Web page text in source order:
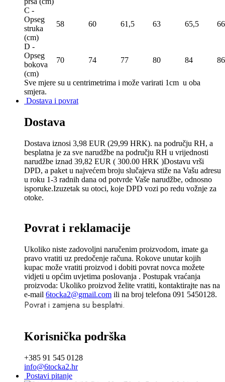
C -
Opseg
struka
(сm)
58 60 61,5 63 65,5
D -
Opseg
bokova
(сm)
70 74 77 80 84 86
Sve mjere su u centrimetrima i može varirati 1cm u oba
smjera.
Dostava i povrat
Dostava
Dostava iznosi 3,98 EUR (29,99 HRK). na području RH, a
besplatna je za sve narudžbe na području RH u vrijednosti
narudžbe iznad 39,82 EUR ( 300.00 HRK )Dostavu vrši
DPD, a paket u najvećem broju slučajeva stiže na Vašu adresu
u roku 1-3 radnih dana od potvrde Vaše narudžbe, odnosno
isporuke.Izuzetak su otoci, koje DPD vozi po redu vožnje za
otoke.
Povrat i reklamacije
Ukoliko niste zadovoljni naručenim proizvodom, imate ga
pravo vratiti uz predočenje računa. Rokove unutar kojih
kupac može vratiti proizvod i dobiti povrat novca možete
vidjeti u općim uvjetima poslovanja . Postupak vraćanja
proizvoda: Ukoliko proizvod želite vratiti, kontaktirajte nas na
e-mail 6tocka2@gmail.com ili na broj telefona 091 5450128.
Povrat i zamjena su besplatni.
Korisnička podrška
+385 91 545 0128
info@6tocka2.hr
Postavi pitanje